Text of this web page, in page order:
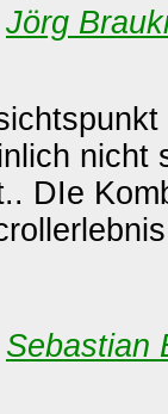
Jörg
nicht
DIe
Sebastian